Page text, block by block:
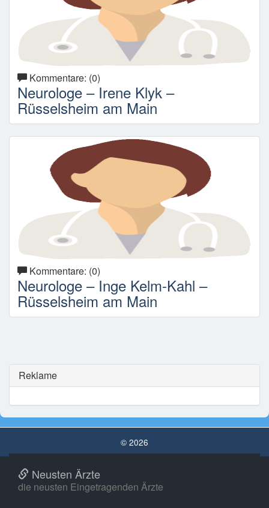
Kommentare: (0)
Neurologe – Irene Klyk –
Rüsselsheim am Main
Kommentare: (0)
Neurologe – Inge Kelm-Kahl –
Rüsselsheim am Main
Reklame
© 2026
Neusten Ärzte
die neusten Eingetragenden Ärzte